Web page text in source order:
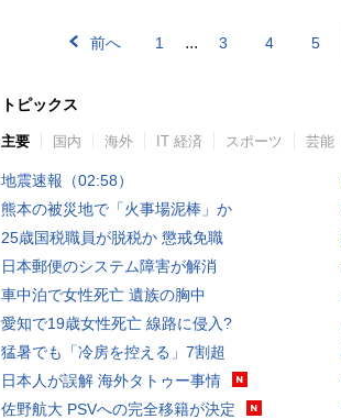
前へ 1 ... 3 4 5
トピックス
主要 国内 海外 IT 経済 スポーツ 芸能
地震速報（02:58）
熊本の被災地で「火事場泥棒」か
25歳国税職員が脱税か 懲戒免職
日本郵便のシステム障害が解消
車中泊で女性死亡 遺族の胸中
愛知で19歳女性死亡 線路に侵入?
猛暑でも「冷房を控える」7割超
日本人が誤解 海外タトゥー事情
佐野航大 PSVへの完全移籍が決定